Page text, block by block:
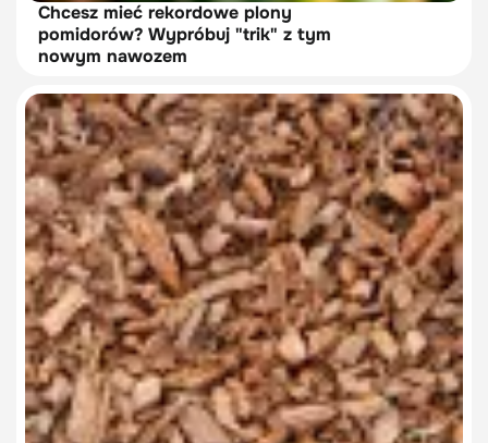
Chcesz mieć rekordowe plony
pomidorów? Wypróbuj "trik" z tym
nowym nawozem